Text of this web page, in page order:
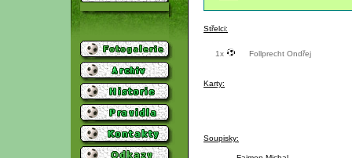
Střelci:
1x Follprecht Ondřej
Karty:
Soupisky: